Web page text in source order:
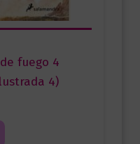
fuego 4
4)